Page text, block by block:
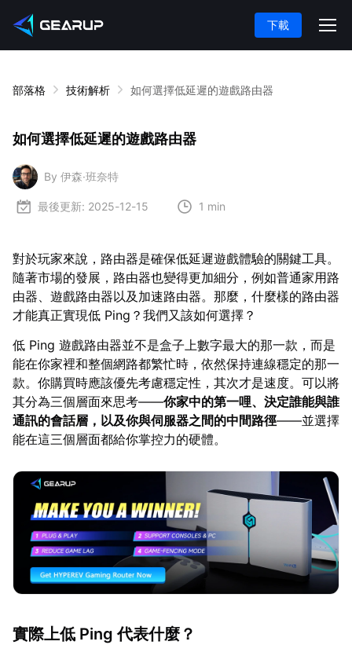
下載
部落格 技術解析 如何選擇低延遲的遊戲路由器
如何選擇低延遲的遊戲路由器
By 伊森·班奈特
最後更新: 2025-12-15 1 min
對於玩家來說，路由器是確保低延遲遊戲體驗的關鍵工具。
隨著市場的發展，路由器也變得更加細分，例如普通家用路
由器、遊戲路由器以及加速路由器。那麼，什麼樣的路由器
才能真正實現低 Ping？我們又該如何選擇？
低 Ping 遊戲路由器並不是盒子上數字最大的那一款，而是
能在你家裡和整個網路都繁忙時，依然保持連線穩定的那一
款。你購買時應該優先考慮穩定性，其次才是速度。可以將
其分為三個層面來思考——你家中的第一哩、決定誰能與誰
通訊的會話層，以及你與伺服器之間的中間路徑——並選擇
能在這三個層面都給你掌控力的硬體。
實際上低 Ping 代表什麼？